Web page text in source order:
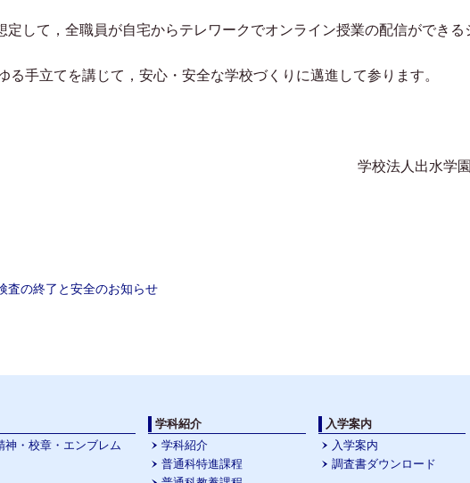
定して，全職員が自宅からテレワークでオンライン授業の配信ができ
手立てを講じて，安心・安全な学校づくりに邁進して参ります。
学校法人出
査の終了と安全のお知らせ
神・校章・エンブレム
学科紹介
学科紹介
普通科特進課程
入学案内
入学案内
調査書ダウンロード